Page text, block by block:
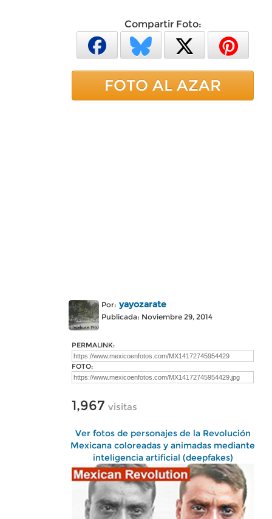
Compartir Foto:
FOTO AL AZAR
Por: yayozarate
Publicada: Noviembre 29, 2014
PERMALINK:
FOTO:
1,967 visitas
Ver fotos de personajes de la Revolución
Mexicana coloreadas y animadas mediante
inteligencia artificial (deepfakes)